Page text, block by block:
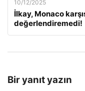
10/12/2025
İlkay, Monaco
değerlendiremedi!
Bir yanıt yazın